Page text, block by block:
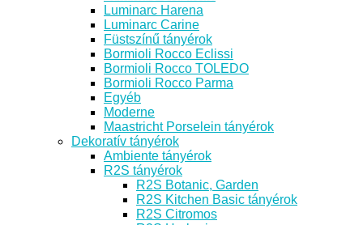
Luminarc Harena
Luminarc Carine
Füstszínű tányérok
Bormioli Rocco Eclissi
Bormioli Rocco TOLEDO
Bormioli Rocco Parma
Egyéb
Moderne
Maastricht Porselein tányérok
Dekoratív tányérok
Ambiente tányérok
R2S tányérok
R2S Botanic, Garden
R2S Kitchen Basic tányérok
R2S Citromos